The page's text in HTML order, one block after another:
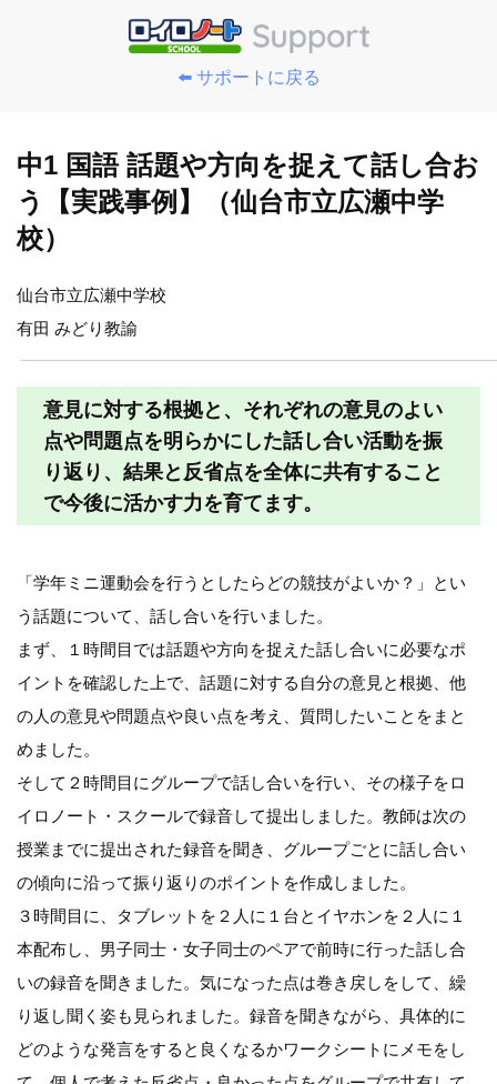
⬅️ サポートに戻る
中1 国語 話題や方向を捉えて話し合お
う【実践事例】（仙台市立広瀬中学
校）
仙台市立広瀬中学校
有田 みどり教諭
意見に対する根拠と、それぞれの意見のよい
点や問題点を明らかにした話し合い活動を振
り返り、結果と反省点を全体に共有すること
で今後に活かす力を育てます。
「学年ミニ運動会を行うとしたらどの競技がよいか？」とい
う話題について、話し合いを行いました。
まず、１時間目では話題や方向を捉えた話し合いに必要なポ
イントを確認した上で、話題に対する自分の意見と根拠、他
の人の意見や問題点や良い点を考え、質問したいことをまと
めました。
そして２時間目にグループで話し合いを行い、その様子をロ
イロノート・スクールで録音して提出しました。教師は次の
授業までに提出された録音を聞き、グループごとに話し合い
の傾向に沿って振り返りのポイントを作成しました。
３時間目に、タブレットを２人に１台とイヤホンを２人に１
本配布し、男子同士・女子同士のペアで前時に行った話し合
いの録音を聞きました。気になった点は巻き戻しをして、繰
り返し聞く姿も見られました。録音を聞きながら、具体的に
どのような発言をすると良くなるかワークシートにメモをし